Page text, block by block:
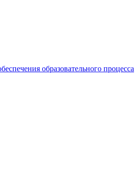
образовательного процесса